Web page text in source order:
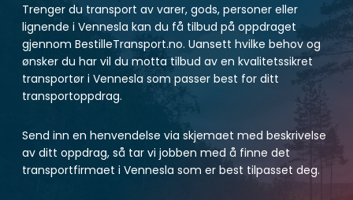
Trenger du transport av varer, gods, personer eller
lignende i Vennesla kan du få tilbud på oppdraget
gjennom BestilleTransport.no. Uansett hvilke behov og
ønsker du har vil du motta tilbud av en kvalitetssikret
transportør i Vennesla som passer best for ditt
transportoppdrag.
Send inn en henvendelse via skjemaet med beskrivelse
av ditt oppdrag, så tar vi jobben med å finne det
transportfirmaet i Vennesla som er best tilpasset deg.